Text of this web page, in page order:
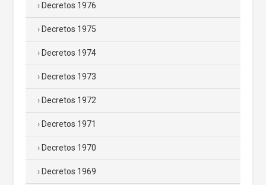
Decretos 1976
Decretos 1975
Decretos 1974
Decretos 1973
Decretos 1972
Decretos 1971
Decretos 1970
Decretos 1969